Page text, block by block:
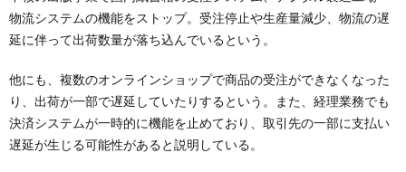
物流システムの機能をストップ。受注停止や生産量減少、物流の遅
延に伴って出荷数量が落ち込んでいるという。
他にも、複数のオンラインショップで商品の受注ができなくなった
り、出荷が一部で遅延していたりするという。また、経理業務でも
決済システムが一時的に機能を止めており、取引先の一部に支払い
遅延が生じる可能性があると説明している。